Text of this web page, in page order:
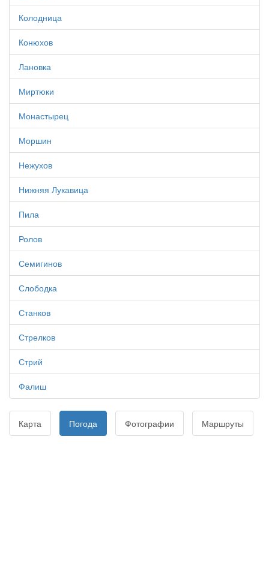
Колодница
Конюхов
Лановка
Миртюки
Монастырец
Моршин
Нежухов
Нижняя Лукавица
Пила
Ролов
Семигинов
Слободка
Станков
Стрелков
Стрий
Фалиш
Карта Погода Фотографии Маршруты